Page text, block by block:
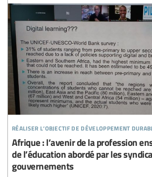
réaliser l’objectif de développement
Afrique : l’avenir de la profession
de l’éducation abordé par les
gouvernements